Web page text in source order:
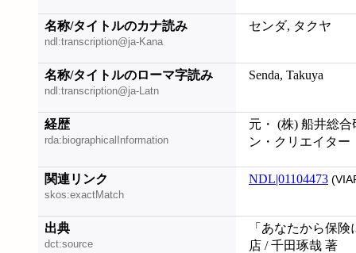
名称/タイトルのカナ読み
ndl:transcription@ja-Kana
センダ, タクヤ
名称/タイトルのローマ字読み
ndl:transcription@ja-Latn
Senda, Takuya
経歴
rda:biographicalInformation
元・ (株) 船井総
ン・クリエイター
関連リンク
skos:exactMatch
NDL|01104473
出典
dct:source
「あなたから保
店 / 千田琢哉 著